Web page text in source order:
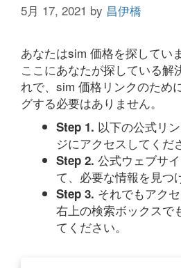
5月 17, 2021 by 昌伊橋
あなたはsim 価格を探してい
ここにあなたが探している解
れで、sim 価格リンクのため
グする必要はありません。
Step 1. 以下の公式リ
ジにアクセスしてくだ
Step 2. 公式ウェブサ
て、必要な情報を見つ
Step 3. それでもアク
右上の検索ボックスで
てください。